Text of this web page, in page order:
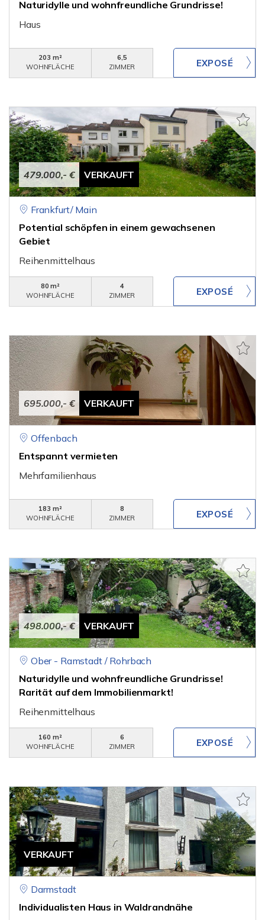
Naturidylle und wohnfreundliche Grundrisse!
Haus
203 m²
WOHNFLÄCHE
6,5
ZIMMER
479.000,- € VERKAUFT
Frankfurt/ Main
Potential schöpfen in einem gewachsenen
Gebiet
Reihenmittelhaus
80 m²
WOHNFLÄCHE
4
ZIMMER
695.000,- € VERKAUFT
Offenbach
Entspannt vermieten
Mehrfamilienhaus
183 m²
WOHNFLÄCHE
8
ZIMMER
498.000,- € VERKAUFT
Ober - Ramstadt / Rohrbach
Naturidylle und wohnfreundliche Grundrisse!
Rarität auf dem Immobilienmarkt!
Reihenmittelhaus
160 m²
WOHNFLÄCHE
6
ZIMMER
VERKAUFT
Darmstadt
Individualisten Haus in Waldrandnähe